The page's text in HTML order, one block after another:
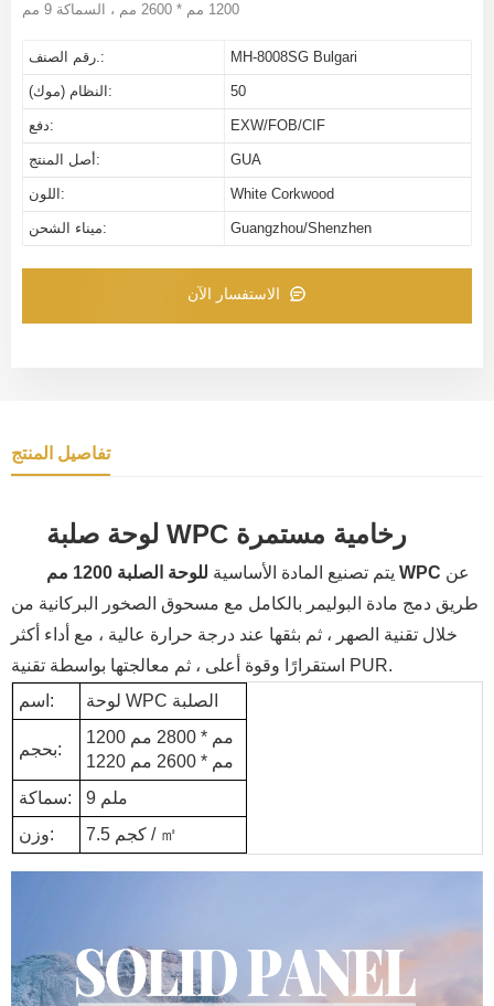
1200 مم * 2600 مم ، السماكة 9 مم
رقم الصنف.: MH-8008SG Bulgari
النظام (موك): 50
دفع: EXW/FOB/CIF
أصل المنتج: GUA
اللون: White Corkwood
ميناء الشحن: Guangzhou/Shenzhen
تفاصيل المنتج
لوحة صلبة WPC رخامية مستمرة
يتم تصنيع المادة الأساسية للوحة الصلبة 1200 مم WPC عن
طريق دمج مادة البوليمر بالكامل مع مسحوق الصخور البركانية من
خلال تقنية الصهر ، ثم بثقها عند درجة حرارة عالية ، مع أداء أكثر
استقرارًا وقوة أعلى ، ثم معالجتها بواسطة تقنية PUR.
اسم:
لوحة WPC الصلبة
بحجم:
1200 مم * 2800 مم
1220 مم * 2600 مم
سماكة:
9 ملم
وزن:
7.5 كجم / ㎡